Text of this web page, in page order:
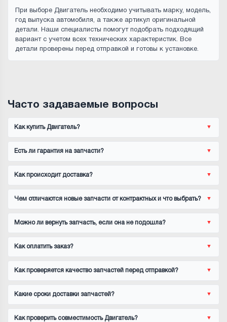
При выборе Двигатель необходимо учитывать марку, модель,
год выпуска автомобиля, а также артикул оригинальной
детали. Наши специалисты помогут подобрать подходящий
вариант с учетом всех технических характеристик. Все
детали проверены перед отправкой и готовы к установке.
Часто задаваемые вопросы
Как купить Двигатель?
Есть ли гарантия на запчасти?
Как происходит доставка?
Чем отличаются новые запчасти от контрактных и что выбрать?
Можно ли вернуть запчасть, если она не подошла?
Как оплатить заказ?
Как проверяется качество запчастей перед отправкой?
Какие сроки доставки запчастей?
Как проверить совместимость Двигатель?